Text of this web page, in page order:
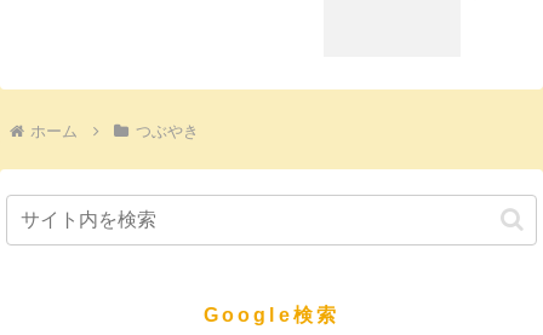
ホーム つぶやき
Google検索